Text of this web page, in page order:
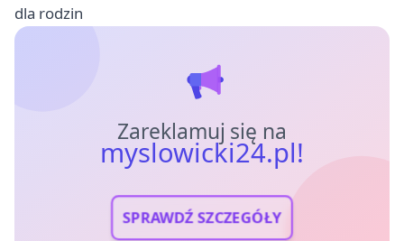
dla rodzin
Zareklamuj się na
myslowicki24.pl!
SPRAWDŹ SZCZEGÓŁY